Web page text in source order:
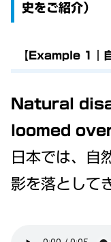
史をご紹介）
【Example 1｜
Natural
loomed
日本では、自
影を落として